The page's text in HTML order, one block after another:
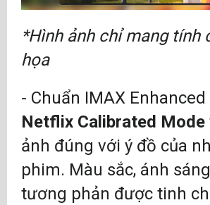
*Hình ảnh chỉ mang tính
họa
- Chuẩn IMAX Enhanced
Netflix Calibrated Mode
ảnh đúng với ý đồ của
phim. Màu sắc, ánh
tương phản được tinh